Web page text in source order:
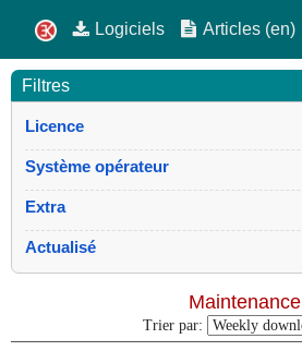
Logiciels Articles (en)
Filtres
Licence
Système opérateur
Extra
Actualisé
Maintenance
Trier par: